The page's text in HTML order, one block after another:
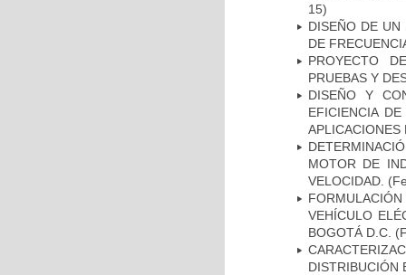
15)
DISEÑO DE UN
DE
PROYECTO
PRUEBAS Y
DISEÑO Y
EFICIENCIA
APLICACIONES
MOTOR DE
VELOCIDAD.
VEHÍCULO
BOGOTÁ D.C.
DISTRIBUCIÓN